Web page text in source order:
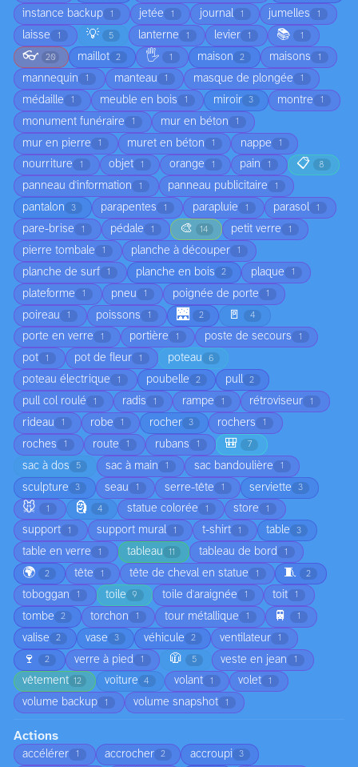
instance backup 1 jetée 1 journal 1 jumelles 1
laisse 1 💡 5 lanterne 1 levier 1 📚 1
👓 20 maillot 2 🖐️ 1 maison 2 maisons 1
mannequin 1 manteau 1 masque de plongée 1
médaille 1 meuble en bois 1 miroir 3 montre 1
monument funéraire 1 mur en béton 1
mur en pierre 1 muret en béton 1 nappe 1
nourriture 1 objet 1 orange 1 pain 1 📋 8
panneau d'information 1 panneau publicitaire 1
pantalon 3 parapentes 1 parapluie 1 parasol 1
pare-brise 1 pédale 1 🎨 14 petit verre 1
pierre tombale 1 planche à découper 1
planche de surf 1 planche en bois 2 plaque 1
plateforme 1 pneu 1 poignée de porte 1
poireau 1 poissons 1 🌉 2 🚪 4
porte en verre 1 portière 1 poste de secours 1
pot 1 pot de fleur 1 poteau 6
poteau électrique 1 poubelle 2 pull 2
pull col roulé 1 radis 1 rampe 1 rétroviseur 1
rideau 1 robe 1 rocher 3 rochers 1
roches 1 route 1 rubans 1 🎒 7
sac à dos 5 sac à main 1 sac bandoulière 1
sculpture 3 seau 1 serre-tête 1 serviette 3
🐭 1 🗿 4 statue colorée 1 store 1
support 1 support mural 1 t-shirt 1 table 3
table en verre 1 tableau 11 tableau de bord 1
🌍 2 tête 1 tête de cheval en statue 1 🧵 2
toboggan 1 toile 9 toile d'araignée 1 toit 1
tombe 2 torchon 1 tour métallique 1 🚆 1
valise 2 vase 3 véhicule 2 ventilateur 1
🍷 2 verre à pied 1 🧥 5 veste en jean 1
vêtement 12 voiture 4 volant 1 volet 1
volume backup 1 volume snapshot 1
Actions
accélérer 1 accrocher 2 accroupi 3